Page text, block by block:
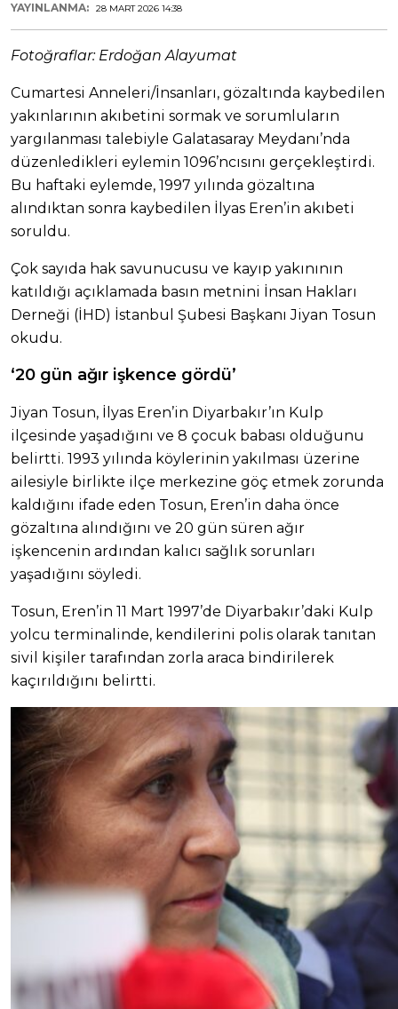
YAYINLANMA: 28 MART 2026 14:38
Fotoğraflar: Erdoğan Alayumat
Cumartesi Anneleri/İnsanları, gözaltında kaybedilen
yakınlarının akıbetini sormak ve sorumluların
yargılanması talebiyle Galatasaray Meydanı’nda
düzenledikleri eylemin 1096’ncısını gerçekleştirdi.
Bu haftaki eylemde, 1997 yılında gözaltına
alındıktan sonra kaybedilen İlyas Eren’in akıbeti
soruldu.
Çok sayıda hak savunucusu ve kayıp yakınının
katıldığı açıklamada basın metnini İnsan Hakları
Derneği (İHD) İstanbul Şubesi Başkanı Jiyan Tosun
okudu.
‘20 gün ağır işkence gördü’
Jiyan Tosun, İlyas Eren’in Diyarbakır’ın Kulp
ilçesinde yaşadığını ve 8 çocuk babası olduğunu
belirtti. 1993 yılında köylerinin yakılması üzerine
ailesiyle birlikte ilçe merkezine göç etmek zorunda
kaldığını ifade eden Tosun, Eren’in daha önce
gözaltına alındığını ve 20 gün süren ağır
işkencenin ardından kalıcı sağlık sorunları
yaşadığını söyledi.
Tosun, Eren’in 11 Mart 1997’de Diyarbakır’daki Kulp
yolcu terminalinde, kendilerini polis olarak tanıtan
sivil kişiler tarafından zorla araca bindirilerek
kaçırıldığını belirtti.